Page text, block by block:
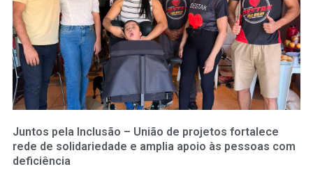
Juntos pela Inclusão – União de projetos fortalece
rede de solidariedade e amplia apoio às pessoas com
deficiência